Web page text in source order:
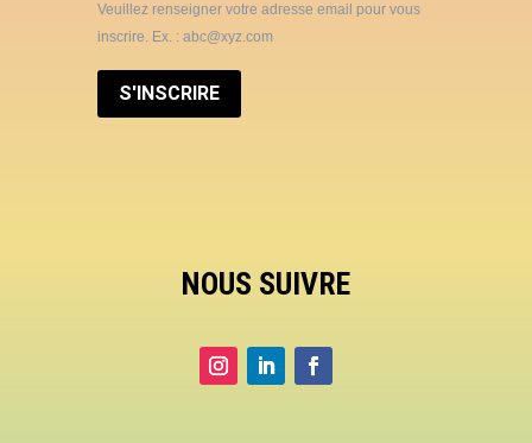
Veuillez renseigner votre adresse email pour vous
inscrire. Ex. : abc@xyz.com
S'INSCRIRE
NOUS SUIVRE